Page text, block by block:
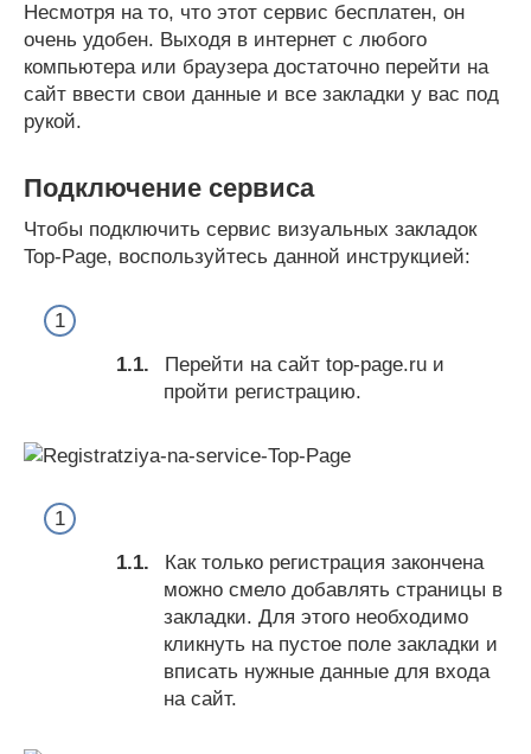
Несмотря на то, что этот сервис бесплатен, он
очень удобен. Выходя в интернет с любого
компьютера или браузера достаточно перейти на
сайт ввести свои данные и все закладки у вас под
рукой.
Подключение сервиса
Чтобы подключить сервис визуальных закладок
Top-Page, воспользуйтесь данной инструкцией:
Перейти на сайт top-page.ru и
пройти регистрацию.
Как только регистрация закончена
можно смело добавлять страницы в
закладки. Для этого необходимо
кликнуть на пустое поле закладки и
вписать нужные данные для входа
на сайт.